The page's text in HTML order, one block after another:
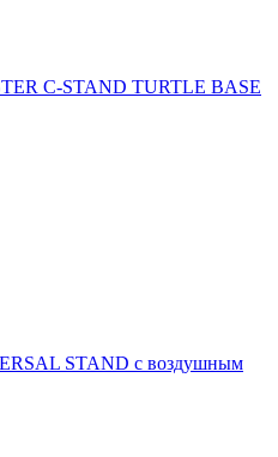
C-STAND TURTLE BASE
STAND с воздушным